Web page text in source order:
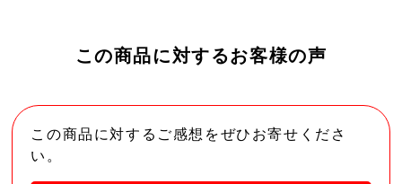
この商品に対するお客様の声
この商品に対するご感想をぜひお寄せくださ
い。